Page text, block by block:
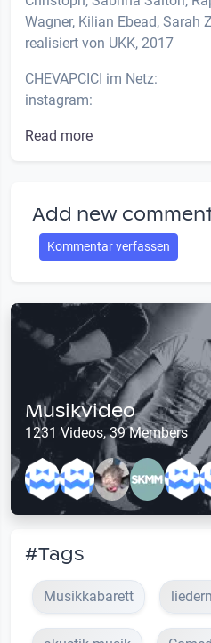
Wagner, Kilian Ebead, Sarah
realisiert von UKK, 2017
CHEVAPCICI im Netz:
instagram:
Read more
Add new
Kommentar verfassen
Musikvideo
1231 Videos, 39 Members
#Tags
Musikkabarett